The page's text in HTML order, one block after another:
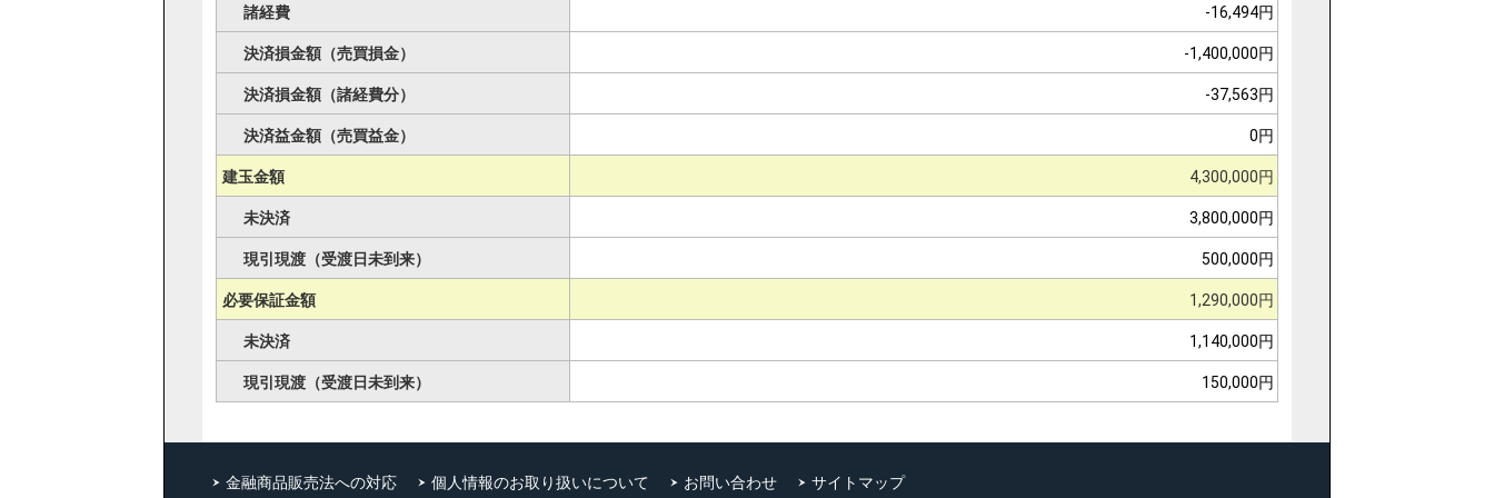
諸経費 -16,494円
決済損金額（売買損金） -1,400,000円
決済損金額（諸経費分） -37,563円
決済益金額（売買益金） 0円
建玉金額 4,300,000円
未決済 3,800,000円
現引現渡（受渡日未到来） 500,000円
必要保証金額 1,290,000円
未決済 1,140,000円
現引現渡（受渡日未到来） 150,000円
金融商品販売法への対応 個人情報のお取り扱いについて お問い合わせ サイトマップ